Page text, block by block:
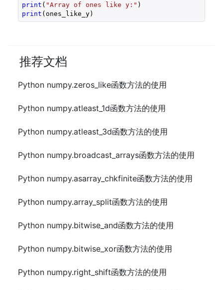
print ( "Array of ones like y:"
print (ones_like_y)
推荐文档
Python numpy.zeros_like函数方法的使用
Python numpy.atleast_1d函数方法的使用
Python numpy.atleast_3d函数方法的使用
Python numpy.broadcast_arrays函数方法的使用
Python numpy.asarray_chkfinite函数方法的使用
Python numpy.array_split函数方法的使用
Python numpy.bitwise_and函数方法的使用
Python numpy.bitwise_xor函数方法的使用
Python numpy.right_shift函数方法的使用